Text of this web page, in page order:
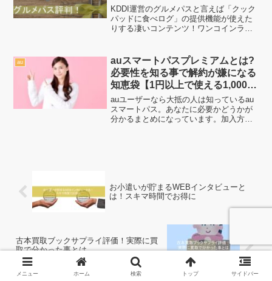
ルメ生活！
KDDI運営のグルメパスと言えば「クック
パッドに食べログ」の提供機能が使えた
りする凄いコンテンツ！ワンコインラン
まで！色々と得するので、まずはグルメ
パスを要チェ...
au
auスマートパスプレミアムとは?
必要性を知る事で解約が嫌になる
知恵袋【1円以上で使える1,000円
OFF×1枚+3ヶ月間20%還元キャ
ンペーン中】
auユーザーなら大抵の人は知っているau
スマートパス。あなたに必要かどうかが
分かるまとめになっています。加入方法
お小遣いが貯まるWEBインタビューと
は！スキマ時間でお得に
古本買取ブックサプライ評価！実際に買
取で分かった事とは
メニュー ホーム 検索 トップ サイドバー